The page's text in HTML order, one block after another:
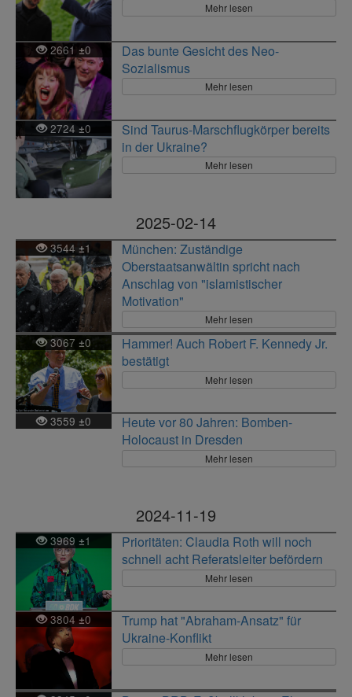
Mehr lesen
2661±0
Das bunte Gesicht des Neo-
Sozialismus
Mehr lesen
2724±0
Sind Taurus-Marschflugkörper bereits
in der Ukraine?
Mehr lesen
2025-02-14
3544±1
München: Zuständige
Oberstaatsanwältin spricht nach
Anschlag von "islamistischer
Motivation"
Mehr lesen
3067 ±0
Hammer! Auch Robert F. Kennedy Jr.
bestätigt
Mehr lesen
3559 ±0
Heute vor 80 Jahren: Bomben-
Holocaust in Dresden
Mehr lesen
2024-11-19
3969 ±1
Prioritäten: Claudia Roth will noch
schnell acht Referatsleiter befördern
Mehr lesen
3804±0
Trump hat "Abraham-Ansatz" für
Ukraine-Konflikt
Mehr lesen